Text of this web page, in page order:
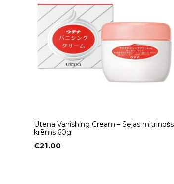
Utena Vanishing Cream – Sejas mitrinošs
krēms 60g
€21.00